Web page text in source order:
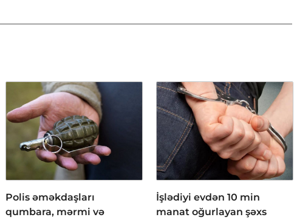
Polis əməkdaşları
qumbara, mərmi və
İşlədiyi evdən 10 min
manat oğurlayan şəxs